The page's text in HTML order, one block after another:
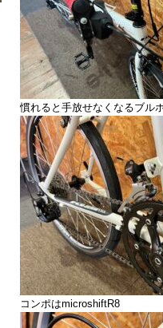
慣れると手放せなくなるブル
コンポはmicroshiftR8